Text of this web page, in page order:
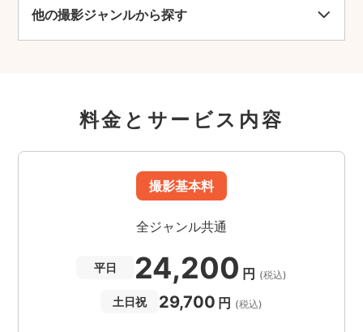
他の撮影ジャンルから探す
料金とサービス内容
撮影基本料
全ジャンル共通
平日 24,200 円 (税込)
土日祝 29,700 円 (税込)